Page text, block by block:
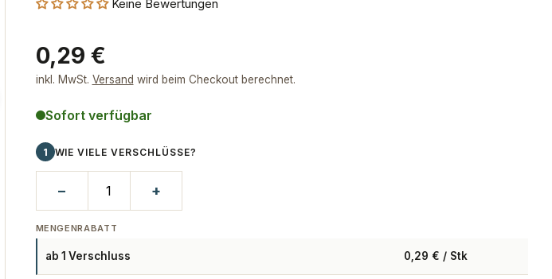
Keine Bewertungen
Regulärer
Preis
0,29 €
inkl. MwSt. Versand wird beim Checkout berechnet.
Sofort verfügbar
1 WIE VIELE VERSCHLÜSSE?
− +
MENGENRABATT
ab 1 Verschluss 0,29 € / Stk